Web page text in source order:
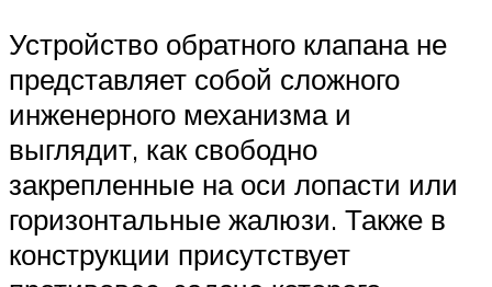
Устройство обратного клапана не
представляет собой сложного
инженерного механизма и
выглядит, как свободно
закрепленные на оси лопасти или
горизонтальные жалюзи. Также в
конструкции присутствует